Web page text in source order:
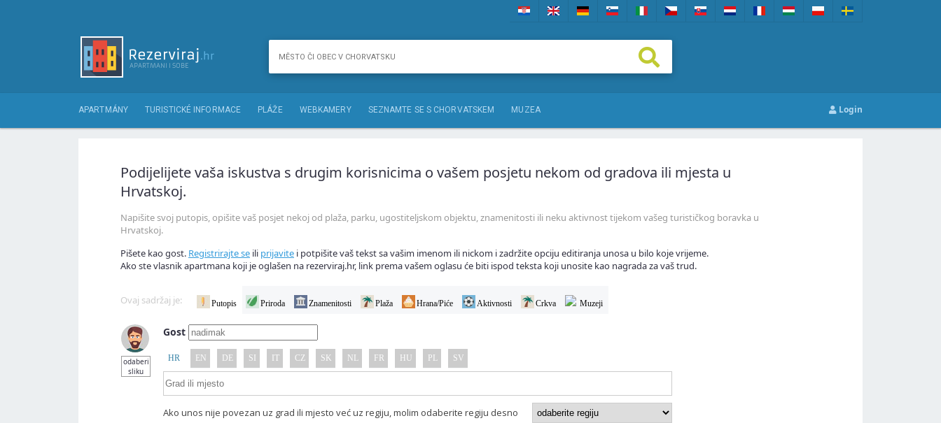
APARTMÁNY TURISTICKÉ INFORMACE PLÁŽE WEBKAMERY SEZNAMTE SE S CHORVATSKEM MUZEA Login
Podijelijete vaša iskustva s drugim korisnicima o vašem posjetu nekom od gradova ili mjesta u
Hrvatskoj.
Napišite svoj putopis, opišite vaš posjet nekoj od plaža, parku, ugostiteljskom objektu, znamenitosti ili neku aktivnost tijekom vašeg turističkog boravka u
Hrvatskoj.
Pišete kao gost. Registrirajte se ili prijavite i potpišite vaš tekst sa vašim imenom ili nickom i zadržite opciju editiranja unosa u bilo koje vrijeme.
Ako ste vlasnik apartmana koji je oglašen na rezerviraj.hr, link prema vašem oglasu će biti ispod teksta koji unosite kao nagrada za vaš trud.
Ovaj sadržaj je: Putopis Priroda Znamenitosti Plaža Hrana/Piće Aktivnosti Crkva Muzeji
odaberi
sliku
Gost
HR EN DE SI IT CZ SK NL FR HU PL SV
Ako unos nije povezan uz grad ili mjesto već uz regiju, molim odaberite regiju desno